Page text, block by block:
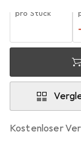
pro Stück
Kostenloser